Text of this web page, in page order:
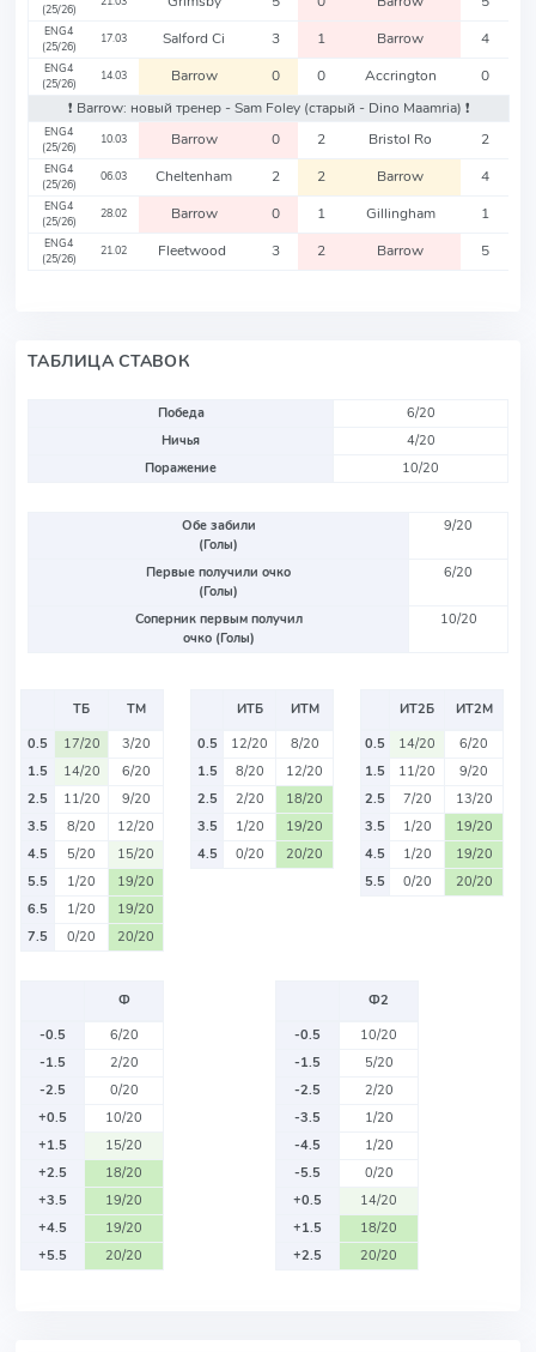
(25/26)
ENG4
(25/26)
17.03 Salford Ci 3 1 Barrow 4
ENG4
(25/26)
14.03 Barrow 0 0 Accrington
0
❗️ Barrow: новый тренер - Sam Foley (старый - Dino Maamria) ❗️
ENG4
(25/26)
10.03 Barrow 0 2 Bristol Ro 2
ENG4
(25/26)
06.03 Cheltenham 2 2 Barrow 4
ENG4
(25/26)
28.02 Barrow 0 1 Gillingham 1
ENG4
(25/26)
21.02 Fleetwood 3 2 Barrow 5
ТАБЛИЦА СТАВОК
Победа
6/20
Ничья
4/20
Поражение
10/20
Обе забили
(Голы)
9/20
Первые получили очко
(Голы)
6/20
Соперник первым получил
очко (Голы)
10/20
ТБ
ТМ
0.5
17/20
3/20
1.5
14/20
6/20
2.5
11/20
9/20
3.5
8/20
12/20
4.5
5/20
15/20
5.5
1/20
19/20
6.5
1/20
19/20
7.5
0/20 20/20
ИТБ
ИТМ
0.5
12/20
8/20
1.5
8/20
12/20
2.5
2/20
18/20
3.5
1/20
19/20
4.5
0/20 20/20
ИТ2Б
ИТ2М
0.5
14/20
6/20
1.5
11/20
9/20
2.5
7/20
13/20
3.5
1/20
19/20
4.5
1/20
19/20
5.5
0/20 20/20
Ф
-0.5
6/20
-1.5
2/20
-2.5
0/20
+0.5
10/20
+1.5
15/20
+2.5
18/20
+3.5
19/20
+4.5
19/20
+5.5
20/20
Ф2
-0.5
10/20
-1.5
5/20
-2.5
2/20
-3.5
1/20
-4.5
1/20
-5.5
0/20
+0.5
14/20
+1.5
18/20
+2.5
20/20